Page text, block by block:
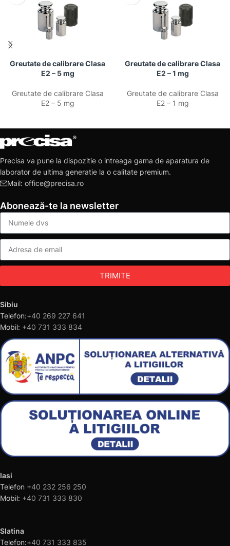
Greutate de calibrare Clasa
E2 – 5 mg
Greutate de calibrare Clasa
E2 – 5 mg
Greutate de calibrare Clasa
E2 – 1 mg
Greutate de calibrare Clasa
E2 – 1 mg
Precisa va pune la dispozitie o intreaga gama de aparatura de
laborator de ultima generatie la o calitate premium.
Mail: office@precisa.ro
Abonează-te la newsletter
TRIMITE
Sibiu
Telefon:+40 269 227 641
Mobil: +40 731 333 834
Iasi
Telefon +40 232 256 250
Mobil: +40 731 333 830
Slatina
Telefon:+40 731 333 835